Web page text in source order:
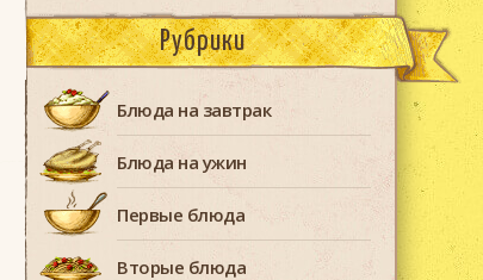
Рубрики
Блюда на завтрак
Блюда на ужин
Первые блюда
Вторые блюда